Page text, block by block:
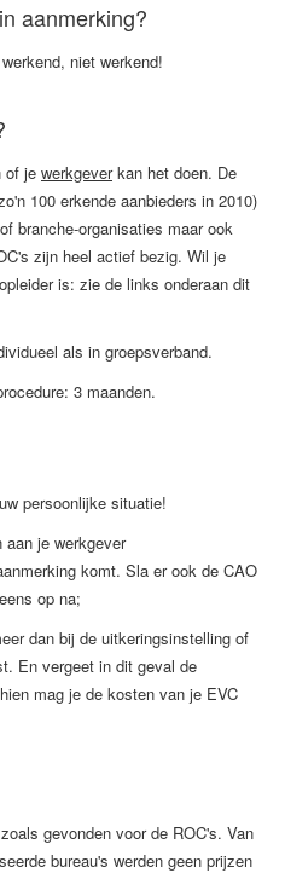
aanmerking?
niet werkend!
of je werkgeverkan het doen. De
100 erkende aanbieders in 2010)
branche-organisaties maar ook
zijn heel actief bezig. Wil je
is: zie de links onderaan dit
als in groepsverband.
3 maanden.
persoonlijke situatie!
aan je werkgever
komt. Sla er ook de CAO
op na;
dan bij de uitkeringsinstelling of
En vergeet in dit geval de
mag je de kosten van je EVC
gevonden voor de ROC's. Van
bureau's werden geen prijzen